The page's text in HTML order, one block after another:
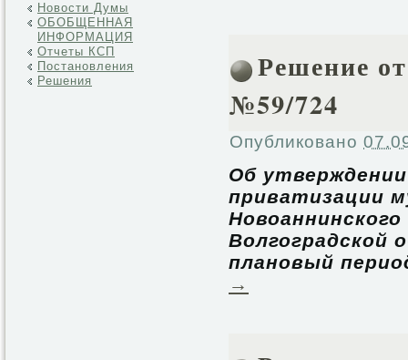
Новости Думы
ОБОБЩЕННАЯ
ИНФОРМАЦИЯ
Отчеты КСП
Постановления
Решения
Решение
№59/724
Опубликовано
Об
приватизации
Волгоградской
плановый
→